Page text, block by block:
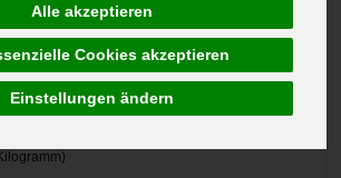
Alle akzeptieren
Cookies akzeptieren
Einstellungen ändern